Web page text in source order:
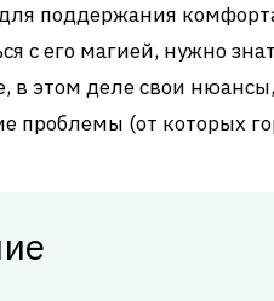
поддержания
с его магией, нужно
в этом деле свои
проблемы (от которых